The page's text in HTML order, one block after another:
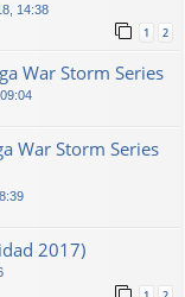
14:38
1 2
War Storm Series
War Storm Series
2017)